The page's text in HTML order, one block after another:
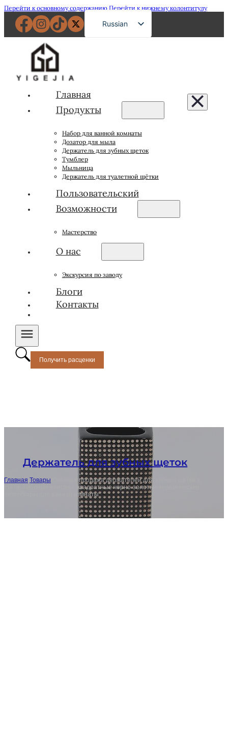
Перейти к основному содержанию Перейти к нижнему колонтитулу
Russian
English
Arabic
Главная
Продукты
Набор для ванной комнаты
Дозатор для мыла
Держатель для зубных щеток
Тумблер
Мыльница
Держатель для туалетной щётки
Пользовательский
Возможности
Мастерство
О нас
Экскурсия по заводу
Блоги
Контакты
Получить расценки
Держатель для зубных щеток
Главная Товары
Оптовая продажа держателей для зубных щеток в
стиле «модерн-винтаж», квадратные черно-золотые керамические
аксессуары для ванной комнаты